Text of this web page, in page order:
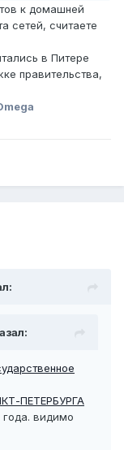
к домашней
сетей, считаете
в Питере
правительства,
ПЕТЕРБУРГА
года. видимо